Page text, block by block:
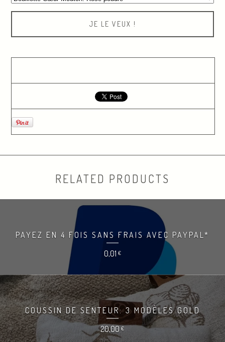
JE LE VEUX !
RELATED PRODUCTS
PAYEZ EN 4 FOIS SANS FRAIS AVEC PAYPAL*
0,01 €
COUSSIN DE SENTEUR: 3 MODÈLES GOLD
20,00€